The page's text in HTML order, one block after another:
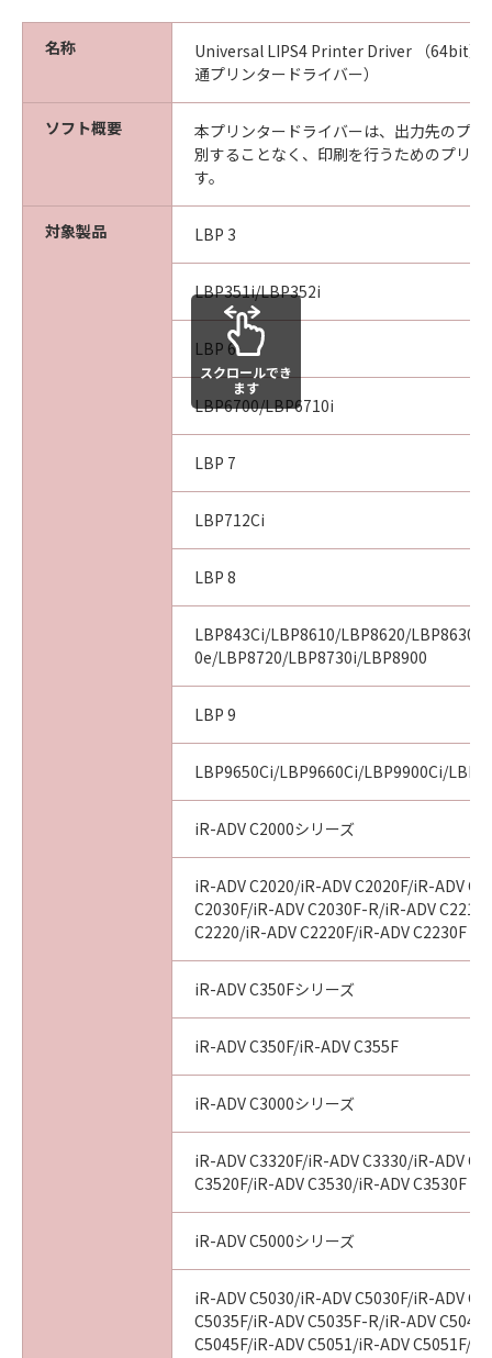
名称
Universal LIPS4 Printer Driver （64bit）
通プリンタードライバー）
ソフト概要
本プリンタードライバーは、出力先のプ
別することなく、印刷を行うためのプリ
す。
対象製品 LBP 3
LBP351i/LBP352i
LBP 6
LBP6700/LBP6710i
LBP 7
LBP712Ci
LBP 8
LBP843Ci/LBP8610/LBP8620/LBP8630/
0e/LBP8720/LBP8730i/LBP8900
LBP 9
LBP9650Ci/LBP9660Ci/LBP9900Ci/
iR-ADV C2000シリーズ
iR-ADV C2020/iR-ADV C2020F/iR-ADV
C2030F/iR-ADV C2030F-R/iR-ADV
C2220/iR-ADV C2220F/iR-ADV C2230F
iR-ADV C350Fシリーズ
iR-ADV C350F/iR-ADV C355F
iR-ADV C3000シリーズ
iR-ADV C3320F/iR-ADV C3330/iR-ADV
C3520F/iR-ADV C3530/iR-ADV C3530F
iR-ADV C5000シリーズ
iR-ADV C5030/iR-ADV C5030F/iR-ADV
C5035F/iR-ADV C5035F-R/iR-ADV
C5045F/iR-ADV C5051/iR-ADV C5051F/
スクロールでき
ます